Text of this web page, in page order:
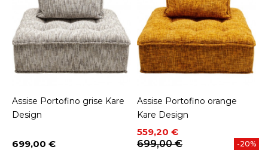
Assise Portofino grise Kare
Design
Prix
699,00 €
Assise Portofino orange
Kare Design
Prix
559,20 €
Prix de base
699,00 €
-20%